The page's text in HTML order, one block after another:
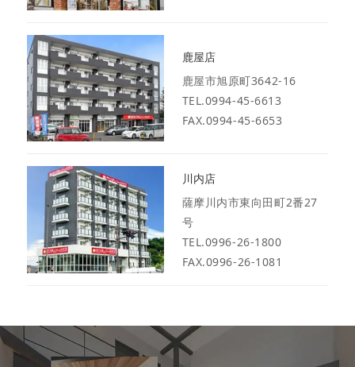
鹿屋店
鹿屋市旭原町3642-16
TEL.0994-45-6613
FAX.0994-45-6653
川内店
薩摩川内市東向田町2番27
号
TEL.0996-26-1800
FAX.0996-26-1081